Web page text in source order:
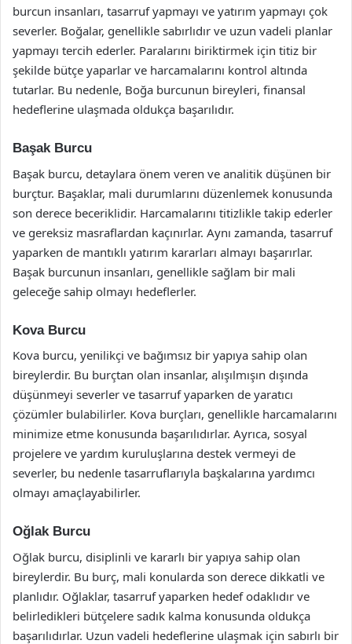
burcun insanları, tasarruf yapmayı ve yatırım yapmayı çok
severler. Boğalar, genellikle sabırlıdır ve uzun vadeli planlar
yapmayı tercih ederler. Paralarını biriktirmek için titiz bir
şekilde bütçe yaparlar ve harcamalarını kontrol altında
tutarlar. Bu nedenle, Boğa burcunun bireyleri, finansal
hedeflerine ulaşmada oldukça başarılıdır.
Başak Burcu
Başak burcu, detaylara önem veren ve analitik düşünen bir
burçtur. Başaklar, mali durumlarını düzenlemek konusunda
son derece beceriklidir. Harcamalarını titizlikle takip ederler
ve gereksiz masraflardan kaçınırlar. Aynı zamanda, tasarruf
yaparken de mantıklı yatırım kararları almayı başarırlar.
Başak burcunun insanları, genellikle sağlam bir mali
geleceğe sahip olmayı hedeflerler.
Kova Burcu
Kova burcu, yenilikçi ve bağımsız bir yapıya sahip olan
bireylerdir. Bu burçtan olan insanlar, alışılmışın dışında
düşünmeyi severler ve tasarruf yaparken de yaratıcı
çözümler bulabilirler. Kova burçları, genellikle harcamalarını
minimize etme konusunda başarılıdırlar. Ayrıca, sosyal
projelere ve yardım kuruluşlarına destek vermeyi de
severler, bu nedenle tasarruflarıyla başkalarına yardımcı
olmayı amaçlayabilirler.
Oğlak Burcu
Oğlak burcu, disiplinli ve kararlı bir yapıya sahip olan
bireylerdir. Bu burç, mali konularda son derece dikkatli ve
planlıdır. Oğlaklar, tasarruf yaparken hedef odaklıdır ve
belirledikleri bütçelere sadık kalma konusunda oldukça
başarılıdırlar. Uzun vadeli hedeflerine ulaşmak için sabırlı bir